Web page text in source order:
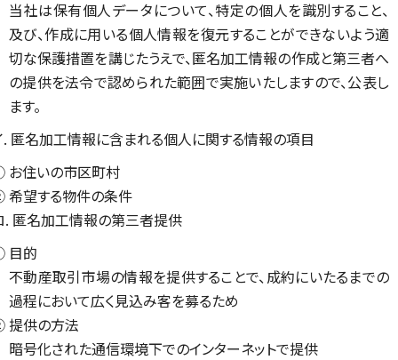
当社は保有個人データについて、特定の個人を識別すること、
及び、作成に用いる個人情報を復元することができないよう適
切な保護措置を講じたうえで、匿名加工情報の作成と第三者へ
の提供を法令で認められた範囲で実施いたしますので、公表し
ます。
. 匿名加工情報に含まれる個人に関する情報の項目
住いの市区町村
望する物件の条件
. 匿名加工情報の第三者提供
目的
不動産取引市場の情報を提供することで、成約にいたるまでの
過程において広く見込み客を募るため
供の方法
暗号化された通信環境下でのインターネットで提供